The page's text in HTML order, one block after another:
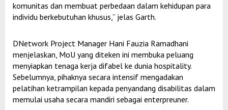
komunitas dan membuat perbedaan dalam kehidupan para
individu berkebutuhan khusus,” jelas Garth.
DNetwork Project Manager Hani Fauzia Ramadhani
menjelaskan, MoU yang diteken ini membuka peluang
menyiapkan tenaga kerja difabel ke dunia hospitality.
Sebelumnya, pihaknya secara intensif mengadakan
pelatihan ketrampilan kepada penyandang disabilitas dalam
memulai usaha secara mandiri sebagai enterpreuner.